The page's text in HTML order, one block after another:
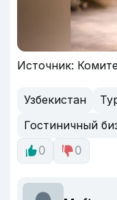
Источник:
Узбекистан
Гостиничный
0
0